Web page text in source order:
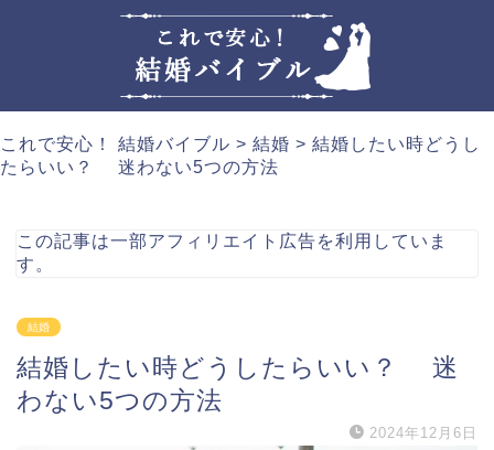
これで安心！ 結婚バイブル > 結婚 > 結婚したい時どうし
たらいい？ 迷わない5つの方法
この記事は一部アフィリエイト広告を利用していま
す。
結婚
結婚したい時どうしたらいい？ 迷
わない5つの方法
2024年12月6日